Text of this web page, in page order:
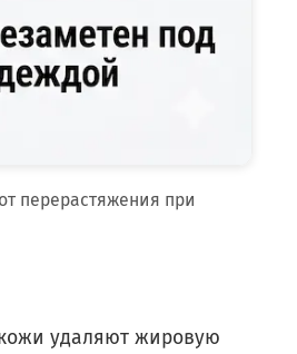
перерастяжения при
удаляют жировую